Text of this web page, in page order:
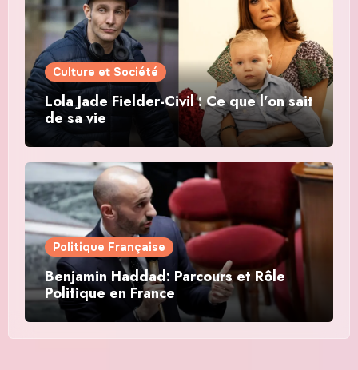
Culture et Société
Lola Jade Fielder-Civil : Ce que l’on sait
de sa vie
Politique Française
Benjamin Haddad: Parcours et Rôle
Politique en France